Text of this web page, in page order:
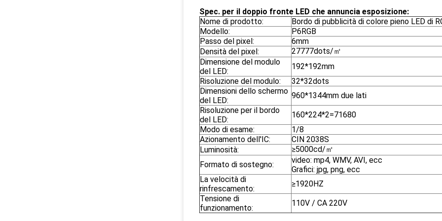
Spec. per il doppio fronte LED che annuncia esposizione:
Nome di prodotto:
Bordo di pubblicità di colore pieno LED di
Modello:
P6RGB
Passo del pixel:
6mm
Densità del pixel:
27777dots/㎡
Dimensione del modulo
del LED:
192*192mm
Risoluzione del modulo:
32*32dots
Dimensioni dello schermo
del LED:
960*1344mm due lati
Risoluzione per il bordo
del LED:
160*224*2=71680
Modo di esame:
1/8
Azionamento dell'IC:
CIN 2038S
Luminosità:
≥5000cd/㎡
Formato di sostegno:
video: mp4, WMV, AVI, ecc
Grafici: jpg, png, ecc
La velocità di
rinfrescamento:
≥1920HZ
Tensione di
funzionamento:
110V / CA 220V